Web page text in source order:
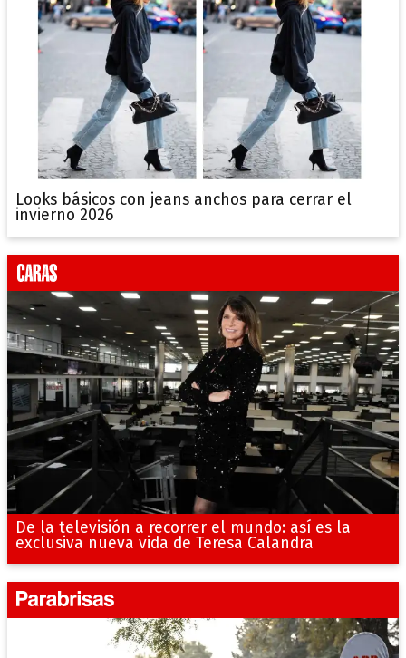
Looks básicos con jeans anchos para cerrar el
invierno 2026
De la televisión a recorrer el mundo: así es la
exclusiva nueva vida de Teresa Calandra